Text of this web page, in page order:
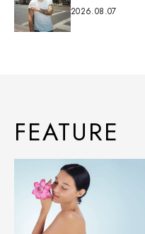
2026.08.07
FEATURE